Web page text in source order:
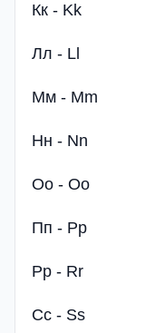
Кк - Kk
Лл - Ll
Мм - Mm
Нн - Nn
Оо - Oo
Пп - Pp
Рр - Rr
Сс - Ss